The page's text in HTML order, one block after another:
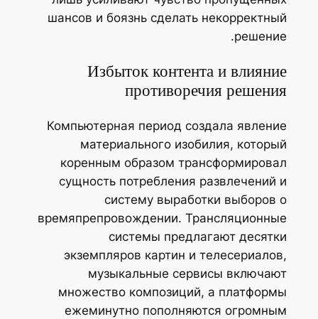
шансов и боязнь сделать некорректный
решение.
Избыток контента и влияние
противоречия решения
Компьютерная период создала явление
материального изобилия, который
коренным образом трансформировал
сущность потребления развлечений и
систему выработки выборов о
времяпрепровождении. Трансляционные
системы предлагают десятки
экземпляров картин и телесериалов,
музыкальные сервисы включают
множество композиций, а платформы
ежеминутно пополняются огромным